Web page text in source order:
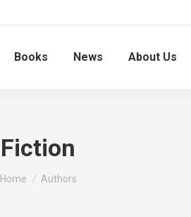
Books News About Us
Fiction
You are here:
Home Authors